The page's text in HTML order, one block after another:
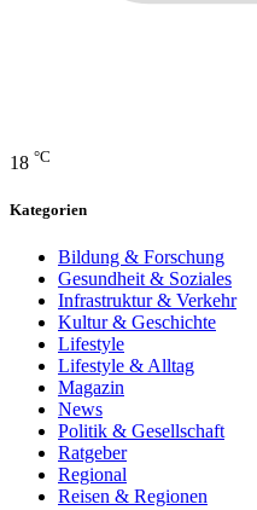
18 °C
Kategorien
Bildung & Forschung
Gesundheit & Soziales
Infrastruktur & Verkehr
Kultur & Geschichte
Lifestyle
Lifestyle & Alltag
Magazin
News
Politik & Gesellschaft
Ratgeber
Regional
Reisen & Regionen